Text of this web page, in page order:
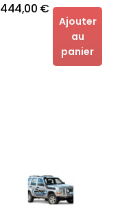
444,00 €
Ajouter
au
panier